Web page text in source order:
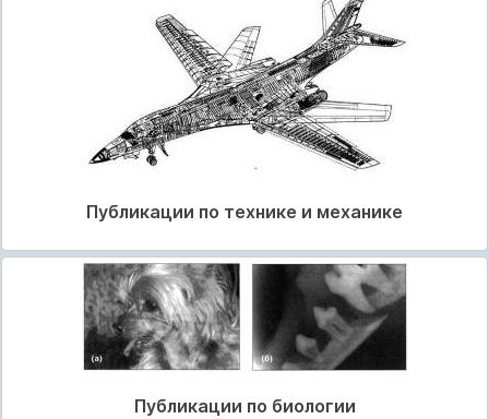
Публикации по технике и механике
Публикации по биологии